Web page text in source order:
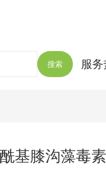
搜索 服务
基膝沟藻毒